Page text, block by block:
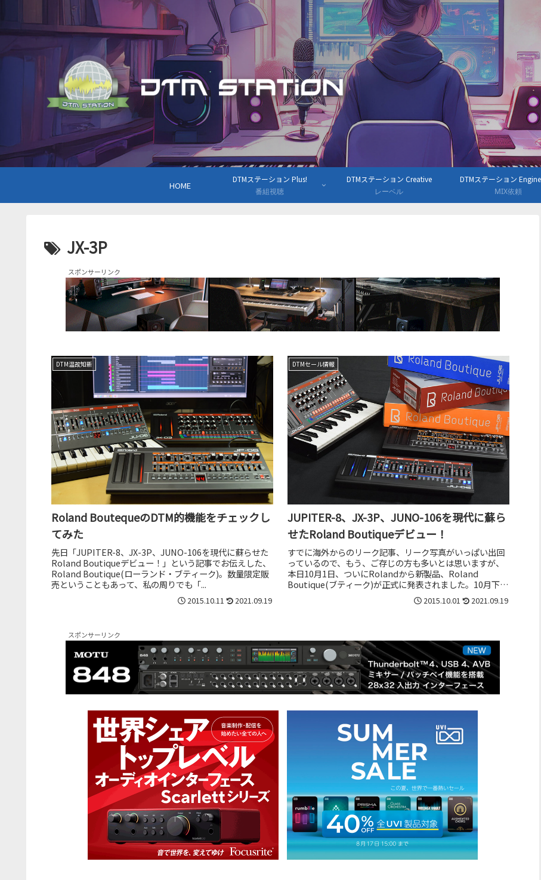
HOME
DTMステーション Plus!
番組視聴
DTMステーション Creative
レーベル
DTMステーション
MIX依頼
JX-3P
スポンサーリンク
DTM温故知新
Roland BoutequeのDTM的機能をチェックし
てみた
先日「JUPITER-8、JX-3P、JUNO-106を現代に蘇らせた
Roland Boutiqueデビュー！」という記事でお伝えした、
Roland Boutique(ローランド・ブティーク)。数量限定販
売ということもあって、私の周りでも「...
2015.10.11 2021.09.19
DTMセール情報
JUPITER-8、JX-3P、JUNO-106を現代に蘇ら
せたRoland Boutiqueデビュー！
すでに海外からのリーク記事、リーク写真がいっぱい出回
っているので、もう、ご存じの方も多いとは思いますが、
本日10月1日、ついにRolandから新製品、Roland
Boutique(ブティーク)が正式に発表されました。10月下旬
2015.10.01 2021.09.19
スポンサーリンク